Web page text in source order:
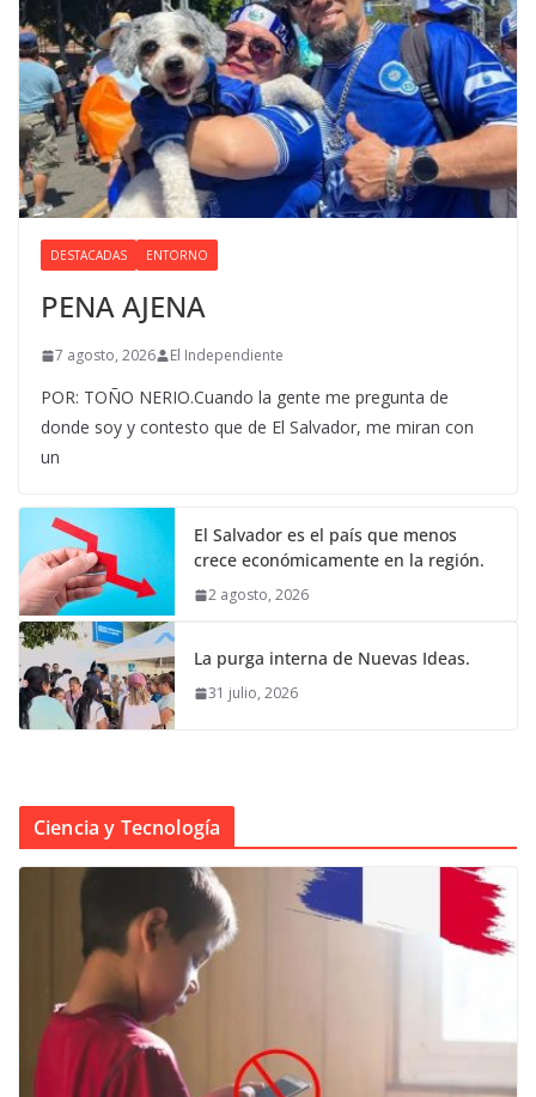
DESTACADAS ENTORNO
PENA AJENA
7 agosto, 2026 El Independiente
POR: TOÑO NERIO.Cuando la gente me pregunta de
donde soy y contesto que de El Salvador, me miran con
un
El Salvador es el país que menos
crece económicamente en la región.
2 agosto, 2026
La purga interna de Nuevas Ideas.
31 julio, 2026
Ciencia y Tecnología